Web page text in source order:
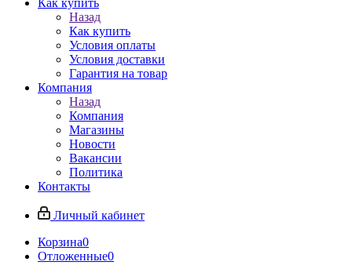
Как купить
Назад
Как купить
Условия оплаты
Условия доставки
Гарантия на товар
Компания
Назад
Компания
Магазины
Новости
Вакансии
Политика
Контакты
Личный кабинет
Корзина0
Отложенные0